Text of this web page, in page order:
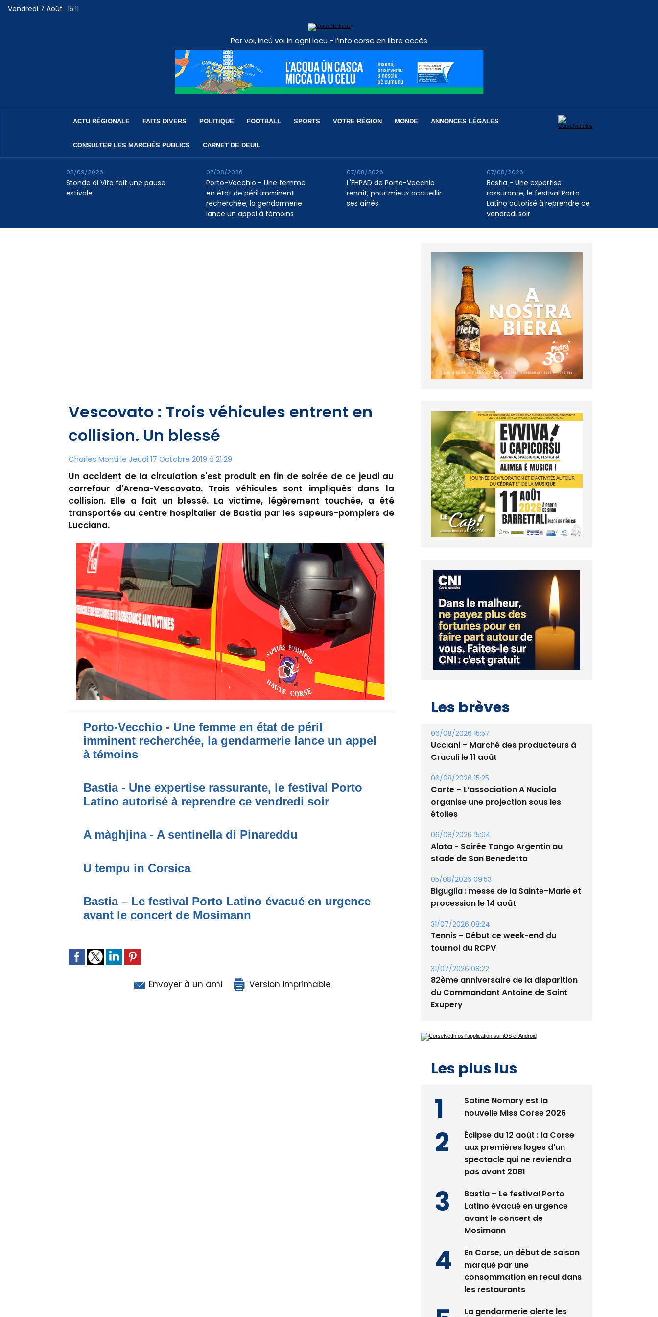
Vendredi 7 Août 15:11
Per voi, incù voi in ogni locu - l’info corse en libre accès
ACTU RÉGIONALE FAITS DIVERS POLITIQUE FOOTBALL SPORTS VOTRE RÉGION MONDE ANNONCES LÉGALES
CONSULTER LES MARCHÉS PUBLICS CARNET DE DEUIL
Stonde di Vita fait une pause
estivale
02/09/2026
Porto-Vecchio - Une femme
en état de péril imminent
recherchée, la gendarmerie
lance un appel à témoins
07/08/2026
L'EHPAD de Porto-Vecchio
renaît, pour mieux accueillir
ses aînés
07/08/2026
Bastia - Une expertise
rassurante, le festival Porto
Latino autorisé à reprendre ce
vendredi soir
07/08/2026
Vescovato : Trois véhicules entrent en
collision. Un blessé
Charles Monti le Jeudi 17 Octobre 2019 à 21:29
Un accident de la circulation s'est produit en fin de soirée de ce jeudi au
carrefour d'Arena-Vescovato. Trois véhicules sont impliqués dans la
collision. Elle a fait un blessé. La victime, légèrement touchée, a été
transportée au centre hospitalier de Bastia par les sapeurs-pompiers de
Lucciana.
Porto-Vecchio - Une femme en état de péril
imminent recherchée, la gendarmerie lance un appel
à témoins
Bastia - Une expertise rassurante, le festival Porto
Latino autorisé à reprendre ce vendredi soir
A màghjina - A sentinella di Pinareddu
U tempu in Corsica
Bastia – Le festival Porto Latino évacué en urgence
avant le concert de Mosimann
Envoyer à un ami Version imprimable
Les brèves
06/08/2026 15:57
Ucciani – Marché des producteurs à
Cruculi le 11 août
06/08/2026 15:25
Corte – L’association A Nuciola
organise une projection sous les
étoiles
06/08/2026 15:04
Alata - Soirée Tango Argentin au
stade de San Benedetto
05/08/2026 09:53
Biguglia : messe de la Sainte-Marie et
procession le 14 août
31/07/2026 08:24
Tennis - Début ce week-end du
tournoi du RCPV
31/07/2026 08:22
82ème anniversaire de la disparition
du Commandant Antoine de Saint
Exupery
Les plus lus
Satine Nomary est la
nouvelle Miss Corse 2026
Éclipse du 12 août : la Corse
aux premières loges d'un
spectacle qui ne reviendra
pas avant 2081
Bastia – Le festival Porto
Latino évacué en urgence
avant le concert de
Mosimann
En Corse, un début de saison
marqué par une
consommation en recul dans
les restaurants
La gendarmerie alerte les